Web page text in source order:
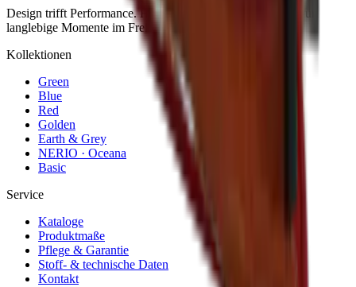
Design trifft Performance. Hochwertige Outdoor-Textilien für
langlebige Momente im Freien.
Kollektionen
Green
Blue
Red
Golden
Earth & Grey
NERIO · Oceana
Basic
Service
Kataloge
Produktmaße
Pflege & Garantie
Stoff- & technische Daten
Kontakt